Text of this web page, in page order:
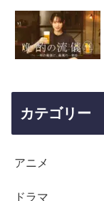
カテゴリー
アニメ
ドラマ